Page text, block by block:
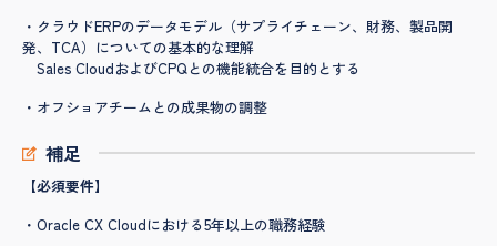
・クラウドERPのデータモデル（サプライチェーン、財務、製品開
発、TCA）についての基本的な理解
Sales CloudおよびCPQとの機能統合を目的とする
・オフショアチームとの成果物の調整
補足
【必須要件】
・Oracle CX Cloudにおける5年以上の職務経験